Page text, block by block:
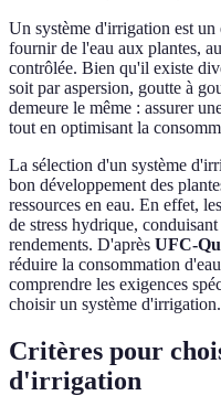
Un système d'irrigation est un
fournir de l'eau aux plantes,
contrôlée. Bien qu'il existe
soit par aspersion, goutte à
demeure le même : assurer
tout en optimisant la
La sélection d'un système
bon développement des
ressources en eau. En effet,
de stress hydrique,
rendements. D'après UFC-
réduire la consommation
comprendre les exigences
choisir un système d'irrigation.
Critères pour
d'irrigation